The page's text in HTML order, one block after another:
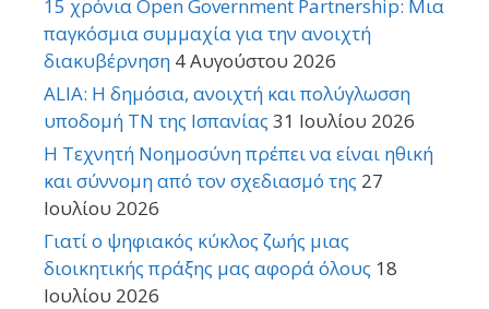
15 χρόνια Open Government Partnership: Μια
παγκόσμια συμμαχία για την ανοιχτή
διακυβέρνηση 4 Αυγούστου 2026
ALIA: Η δημόσια, ανοιχτή και πολύγλωσση
υποδομή ΤΝ της Ισπανίας 31 Ιουλίου 2026
Η Τεχνητή Νοημοσύνη πρέπει να είναι ηθική
και σύννομη από τον σχεδιασμό της 27
Ιουλίου 2026
Γιατί ο ψηφιακός κύκλος ζωής μιας
διοικητικής πράξης μας αφορά όλους 18
Ιουλίου 2026